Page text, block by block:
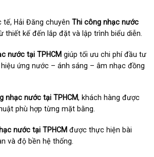
tế, Hải Đăng chuyên Thi công nhạc nước
thiết kế đến lắp đặt và lập trình biểu diễn.
nước tại TPHCM giúp tối ưu chi phí đầu tư
ứng nước – ánh sáng – âm nhạc đồng
nhạc nước tại TPHCM, khách hàng được
phù hợp từng mặt bằng.
nước tại TPHCM được thực hiện bài
và độ bền hệ thống.